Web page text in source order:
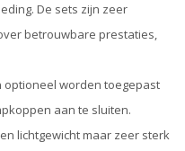
De sets zijn zeer
betrouwbare prestaties,
optioneel worden toegepast
aan te sluiten.
lichtgewicht maar zeer sterk